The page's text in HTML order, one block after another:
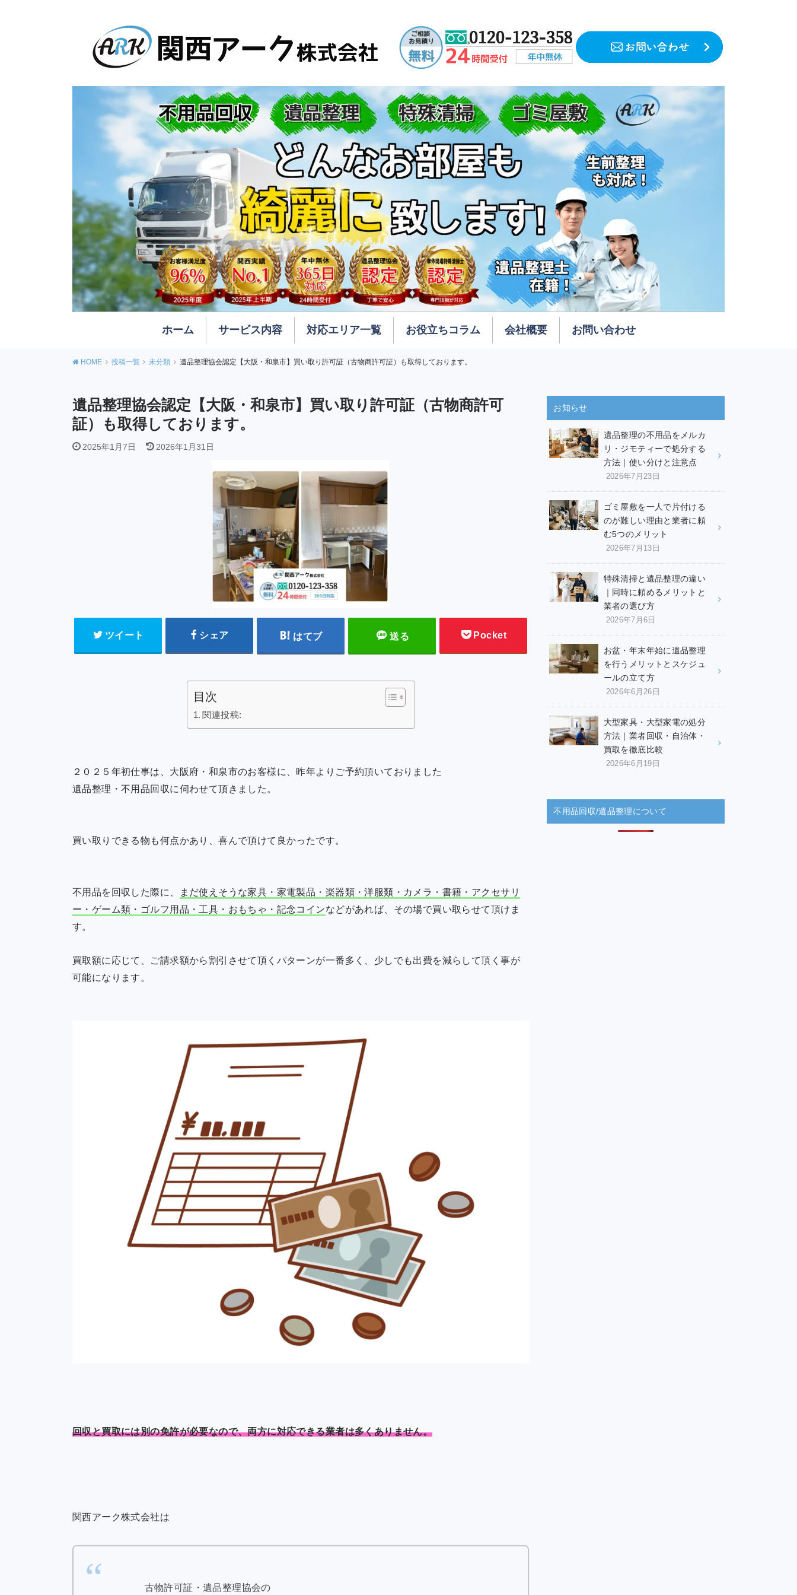
ホーム サービス内容
不用品回収
遺品整理
特殊清掃
作業までの流れ
対応エリア一覧
堺市
お役立ちコラム 会社概要 お問い合わせ
HOME 投稿一覧 未分類 遺品整理協会認定【大阪・和泉市】買い取り許可証（古物商許可証）も取得しております。
遺品整理協会認定【大阪・和泉市】買い取り許可証（古物商許可
証）も取得しております。
2025年1月7日 2026年1月31日
ツイート シェア はてブ 送る Pocket
目次
関連投稿:
２０２５年初仕事は、大阪府・和泉市のお客様に、昨年よりご予約頂いておりました
遺品整理・不用品回収に伺わせて頂きました。
買い取りできる物も何点かあり、喜んで頂けて良かったです。
不用品を回収した際に、
まだ使えそうな家具・家電製品・楽器類・洋服類・カメラ・書籍・アクセサリ
ー・ゲーム類・ゴルフ用品・工具・おもちゃ・記念コインなどがあれば、その場で買い取らせて頂けま
す。
買取額に応じて、ご請求額から割引させて頂くパターンが一番多く、少しでも出費を減らして頂く事が
可能になります。
回収と買取には別の免許が必要なので、両方に対応できる業者は多くありません。
関西アーク株式会社は
古物許可証・遺品整理協会の
お知らせ
遺品整理の不用品をメルカ
リ・ジモティーで処分する
方法｜使い分けと注意点
2026年7月23日
ゴミ屋敷を一人で片付ける
のが難しい理由と業者に頼
む5つのメリット
2026年7月13日
特殊清掃と遺品整理の違い
｜同時に頼めるメリットと
業者の選び方
2026年7月6日
お盆・年末年始に遺品整理
を行うメリットとスケジュ
ールの立て方
2026年6月26日
大型家具・大型家電の処分
方法｜業者回収・自治体・
買取を徹底比較
2026年6月19日
不用品回収/遺品整理について